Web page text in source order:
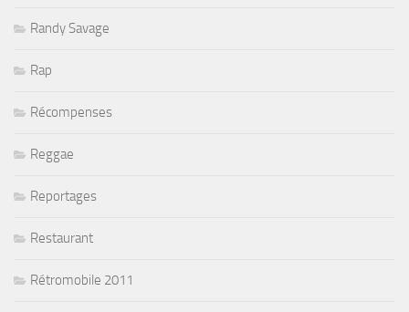
Randy Savage
Rap
Récompenses
Reggae
Reportages
Restaurant
Rétromobile 2011